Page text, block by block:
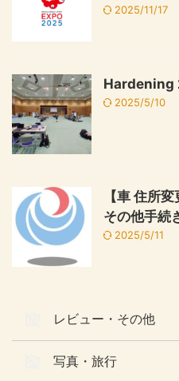
2025/11/17
2025/5/10
【車 住所
その他手続
2025/5/11
レビュー・その他
写真・旅行